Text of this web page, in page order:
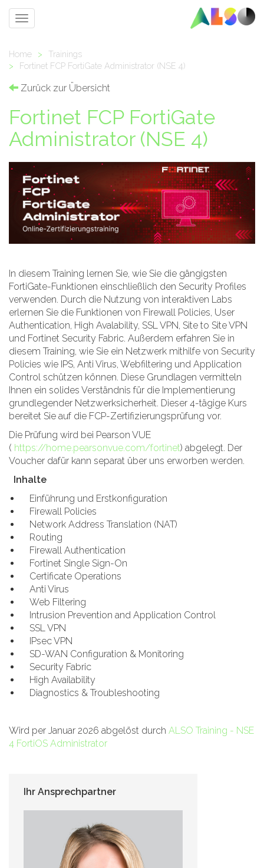
Toggle
Home >
Trainings
>
Fortinet FCP FortiGate Administrator (NSE 4)
Zurück zur Übersicht
Fortinet FCP FortiGate
Administrator (NSE 4)
In diesem Training lernen Sie, wie Sie die gängigsten
FortiGate-Funktionen einschließlich den Security Profiles
verwenden. Durch die Nutzung von interaktiven Labs
erlernen Sie die Funktionen von Firewall Policies, User
Authentication, High Avalability, SSL VPN, Site to Site VPN
und Fortinet Security Fabric. Außerdem erfahren Sie in
diesem Training, wie Sie ein Netzwerk mithilfe von Security
Policies wie IPS, Anti Virus, Webfiltering und Application
Control schützen können. Diese Grundlagen vermitteln
Ihnen ein solides Verständnis für die Implementierung
grundlegender Netzwerksicherheit. Dieser 4-tägige Kurs
bereitet Sie auf die FCP-Zertifizierungsprüfung vor.
Die Prüfung wird bei Pearson VUE
( https://home.pearsonvue.com/fortinet) abgelegt. Der
Voucher dafür kann separat über uns erworben werden.
Inhalte
Einführung und Erstkonfiguration
Firewall Policies
Network Address Translation (NAT)
Routing
Firewall Authentication
Fortinet Single Sign-On
Certificate Operations
Anti Virus
Web Filtering
Intrusion Prevention and Application Control
SSL VPN
IPsec VPN
SD-WAN Configuration & Monitoring
Security Fabric
High Availability
Diagnostics & Troubleshooting
Wird per Januar 2026 abgelöst durch ALSO Training - NSE
4 FortiOS Administrator
Ihr Ansprechpartner